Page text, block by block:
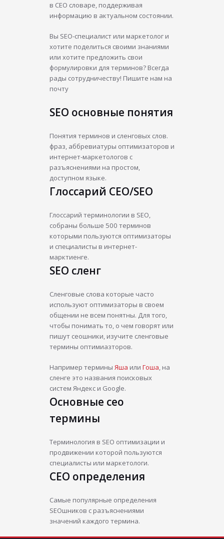
в СЕО словаре, поддерживая
информацию в актуальном состоянии.
Вы SEO-специалист или маркетолог и
хотите поделиться своими знаниями
или хотите предложить свои
формулировки для терминов? Всегда
рады сотрудничеству! Пишите нам на
почту
SEO основные понятия
Понятия терминов и сленговых слов.
фраз, аббревиатуры оптимизаторов и
интернет-маркетологов с
разъяснениями на простом,
доступном языке.
Глоссарий СЕО/SEO
Глоссарий терминологии в SEO,
собраны больше 500 терминов
которыми пользуются оптимизаторы
и специалисты в интернет-
марктиенге.
SEO сленг
Сленговые слова которые часто
используют оптимизаторы в своем
общении не всем понятны. Для того,
чтобы понимать то, о чем говорят или
пишут сеошники, изучите сленговые
термины оптимиазторов.
Например термины Яша или Гоша, на
сленге это названия поисковых
систем Яндекс и Google.
Основные сео
термины
Терминология в SEO оптимизации и
продвижении которой пользуются
специалисты или маркетологи.
СЕО определения
Самые популярные определения
SEOшников с разъяснениями
значений каждого термина.